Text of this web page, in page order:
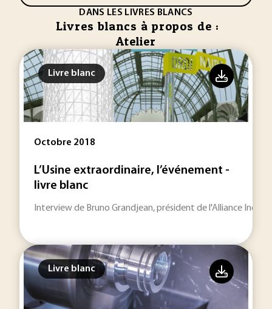
DANS LES LIVRES BLANCS
Livres blancs à propos de :
Atelier
Livre blanc
Octobre 2018
L’Usine extraordinaire, l’événement -
livre blanc
Interview de Bruno Grandjean, président de l'Alliance
Livre blanc